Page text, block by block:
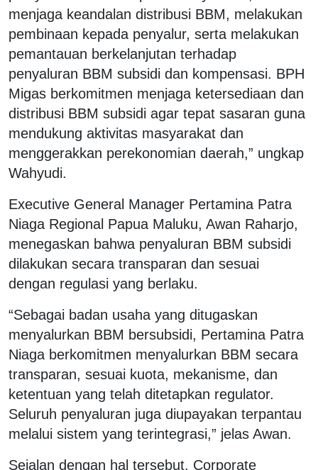
menjaga keandalan distribusi BBM, melakukan
pembinaan kepada penyalur, serta melakukan
pemantauan berkelanjutan terhadap
penyaluran BBM subsidi dan kompensasi. BPH
Migas berkomitmen menjaga ketersediaan dan
distribusi BBM subsidi agar tepat sasaran guna
mendukung aktivitas masyarakat dan
menggerakkan perekonomian daerah,” ungkap
Wahyudi.
Executive General Manager Pertamina Patra
Niaga Regional Papua Maluku, Awan Raharjo,
menegaskan bahwa penyaluran BBM subsidi
dilakukan secara transparan dan sesuai
dengan regulasi yang berlaku.
“Sebagai badan usaha yang ditugaskan
menyalurkan BBM bersubsidi, Pertamina Patra
Niaga berkomitmen menyalurkan BBM secara
transparan, sesuai kuota, mekanisme, dan
ketentuan yang telah ditetapkan regulator.
Seluruh penyaluran juga diupayakan terpantau
melalui sistem yang terintegrasi,” jelas Awan.
Sejalan dengan hal tersebut, Corporate